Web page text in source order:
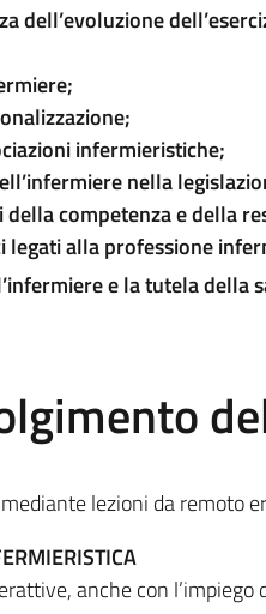
dell’evoluzione
infermieristiche;
nella
della competenza e della
legati alla professione
e la tutela della
lezioni da remoto
anche con